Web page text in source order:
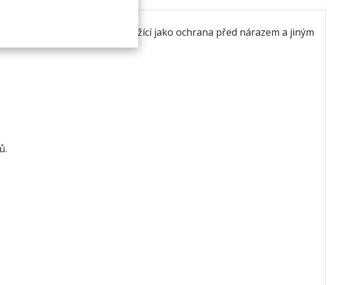
balící materiál, sloužící jako ochrana před nárazem a jiným